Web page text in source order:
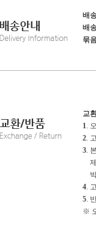
배
배
묶
교
1.
2.
3.
제
박
4.
5.
※